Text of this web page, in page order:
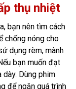
thụ nhiệt
bạn nên tìm cách
chống nóng cho
dụng rèm, mành
bạn muốn đạt
Dùng phim
để ngăn quá trình